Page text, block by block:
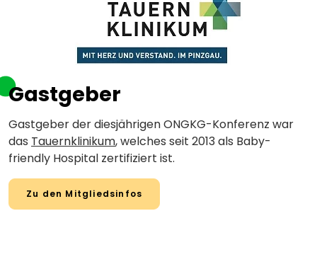
Gastgeber
Gastgeber der diesjährigen ONGKG-Konferenz war
das Tauernklinikum, welches seit 2013 als Baby-
friendly Hospital zertifiziert ist.
Zu den Mitgliedsinfos